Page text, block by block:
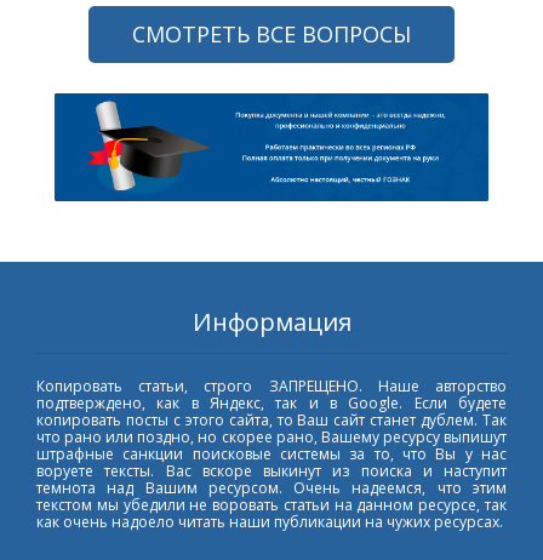
СМОТРЕТЬ ВСЕ ВОПРОСЫ
Информация
Копировать статьи, строго ЗАПРЕЩЕНО. Наше авторство
подтверждено, как в Яндекс, так и в Google. Если будете
копировать посты с этого сайта, то Ваш сайт станет дублем. Так
что рано или поздно, но скорее рано, Вашему ресурсу выпишут
штрафные санкции поисковые системы за то, что Вы у нас
воруете тексты. Вас вскоре выкинут из поиска и наступит
темнота над Вашим ресурсом. Очень надеемся, что этим
текстом мы убедили не воровать статьи на данном ресурсе, так
как очень надоело читать наши публикации на чужих ресурсах.